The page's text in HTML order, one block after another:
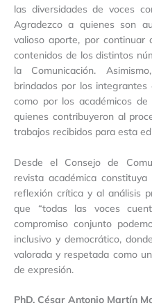
las diversidades de voces
Agradezco a quienes son
valioso aporte, por continuar
contenidos de los distintos
la Comunicación.
brindados por los integrantes
como por los académicos de
quienes contribuyeron al
trabajos recibidos para esta
Desde el Consejo de
revista académica
reflexión crítica y al análisis
que “todas las voces
compromiso conjunto
inclusivo y democrático,
valorada y respetada como
de expresión.
PhD. César Antonio Martín